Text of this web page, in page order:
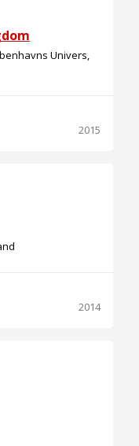
Univers,
2015
2014